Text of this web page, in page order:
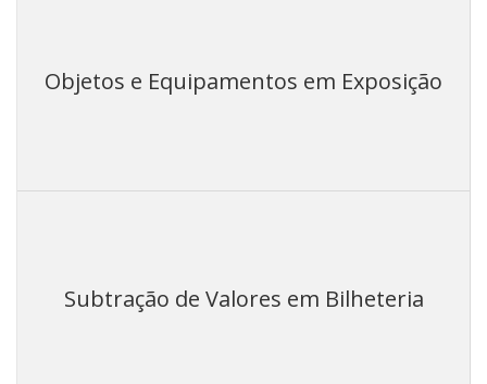
Objetos e Equipamentos em Exposição
Subtração de Valores em Bilheteria